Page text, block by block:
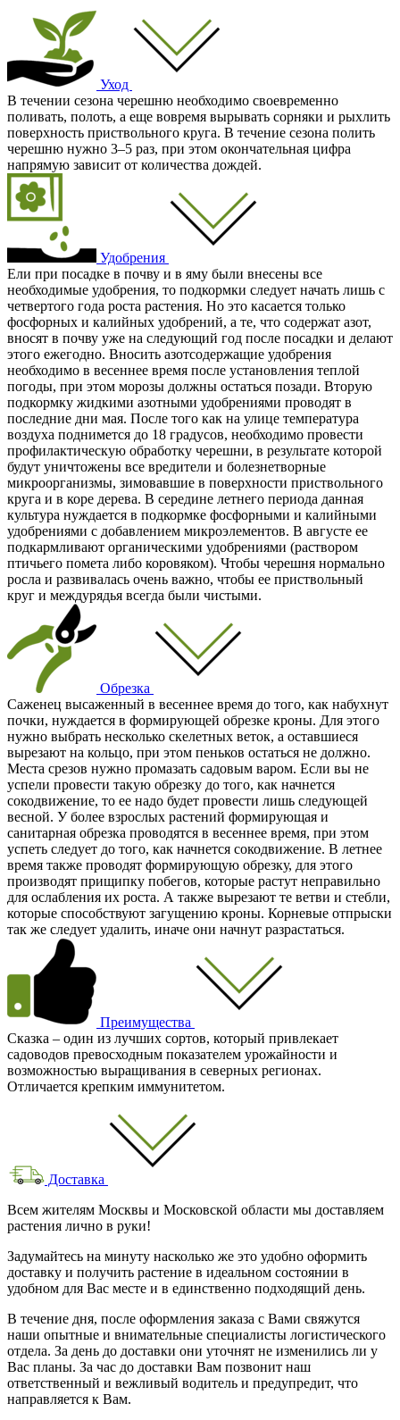
Уход
В течении сезона черешню необходимо своевременно
поливать, полоть, а еще вовремя вырывать сорняки и рыхлить
поверхность приствольного круга. В течение сезона полить
черешню нужно 3–5 раз, при этом окончательная цифра
напрямую зависит от количества дождей.
Удобрения
Ели при посадке в почву и в яму были внесены все
необходимые удобрения, то подкормки следует начать лишь с
четвертого года роста растения. Но это касается только
фосфорных и калийных удобрений, а те, что содержат азот,
вносят в почву уже на следующий год после посадки и делают
этого ежегодно. Вносить азотсодержащие удобрения
необходимо в весеннее время после установления теплой
погоды, при этом морозы должны остаться позади. Вторую
подкормку жидкими азотными удобрениями проводят в
последние дни мая. После того как на улице температура
воздуха поднимется до 18 градусов, необходимо провести
профилактическую обработку черешни, в результате которой
будут уничтожены все вредители и болезнетворные
микроорганизмы, зимовавшие в поверхности приствольного
круга и в коре дерева. В середине летнего периода данная
культура нуждается в подкормке фосфорными и калийными
удобрениями с добавлением микроэлементов. В августе ее
подкармливают органическими удобрениями (раствором
птичьего помета либо коровяком). Чтобы черешня нормально
росла и развивалась очень важно, чтобы ее приствольный
круг и междурядья всегда были чистыми.
Обрезка
Саженец высаженный в весеннее время до того, как набухнут
почки, нуждается в формирующей обрезке кроны. Для этого
нужно выбрать несколько скелетных веток, а оставшиеся
вырезают на кольцо, при этом пеньков остаться не должно.
Места срезов нужно промазать садовым варом. Если вы не
успели провести такую обрезку до того, как начнется
сокодвижение, то ее надо будет провести лишь следующей
весной. У более взрослых растений формирующая и
санитарная обрезка проводятся в весеннее время, при этом
успеть следует до того, как начнется сокодвижение. В летнее
время также проводят формирующую обрезку, для этого
производят прищипку побегов, которые растут неправильно
для ослабления их роста. А также вырезают те ветви и стебли,
которые способствуют загущению кроны. Корневые отпрыски
так же следует удалить, иначе они начнут разрастаться.
Преимущества
Сказка – один из лучших сортов, который привлекает
садоводов превосходным показателем урожайности и
возможностью выращивания в северных регионах.
Отличается крепким иммунитетом.
Доставка
Всем жителям Москвы и Московской области мы доставляем
растения лично в руки!
Задумайтесь на минуту насколько же это удобно оформить
доставку и получить растение в идеальном состоянии в
удобном для Вас месте и в единственно подходящий день.
В течение дня, после оформления заказа с Вами свяжутся
наши опытные и внимательные специалисты логистического
отдела. За день до доставки они уточнят не изменились ли у
Вас планы. За час до доставки Вам позвонит наш
ответственный и вежливый водитель и предупредит, что
направляется к Вам.